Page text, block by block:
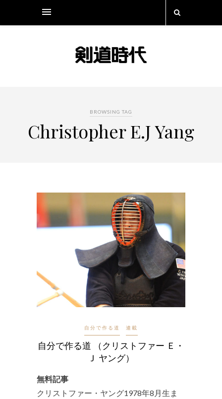
BROWSING TAG
Christopher E.J Yang
自分で作る道 連載
自分で作る道 （クリストファー Ｅ・
Ｊ ヤング）
無料記事
クリストファー・ヤング1978年8月生ま